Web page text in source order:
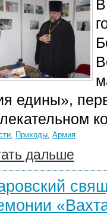
едины»,
, Приходы, Армия
дальше